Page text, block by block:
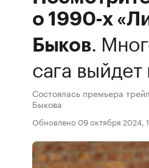
о 1990-х
Быков.
сага
Состоялась премьера
Быкова
Обновлено 09 октября 2024,